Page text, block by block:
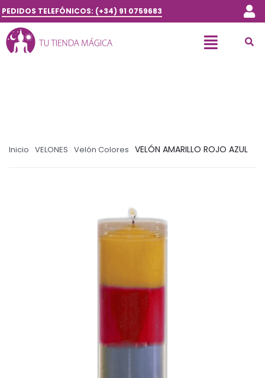
PEDIDOS TELEFÓNICOS: (+34) 91 0759683
Inicio VELONES Velón Colores VELÓN AMARILLO ROJO AZUL